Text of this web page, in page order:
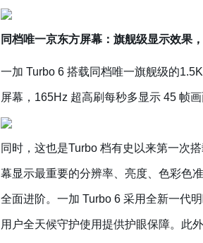
同档唯一京东方屏幕：旗舰级显示效果
一加 Turbo 6 搭载同档唯一旗舰级的
屏幕，165Hz 超高刷每秒多显示 45 帧
同时，这也是Turbo 档有史以来第一次
幕显示最重要的分辨率、亮度、色彩色
全面进阶。一加 Turbo 6 采用全新一代
用户全天候守护使用提供护眼保障。此